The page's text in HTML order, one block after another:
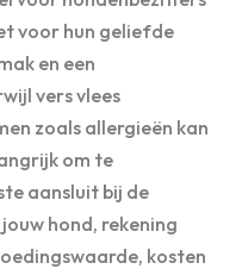
voor hun geliefde
en een
vers vlees
zoals allergieën kan
om te
aansluit bij de
hond, rekening
kosten